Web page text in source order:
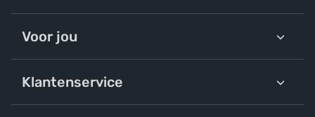
Voor jou
Klantenservice